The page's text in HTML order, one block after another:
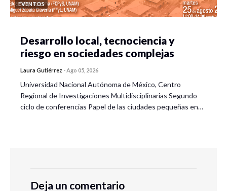
EVENTOS
Desarrollo local, tecnociencia y
riesgo en sociedades complejas
Laura Gutiérrez -Ago 05, 2026
Universidad Nacional Autónoma de México, Centro
Regional de Investigaciones Multidisciplinarias Segundo
ciclo de conferencias Papel de las ciudades pequeñas en…
Deja un comentario